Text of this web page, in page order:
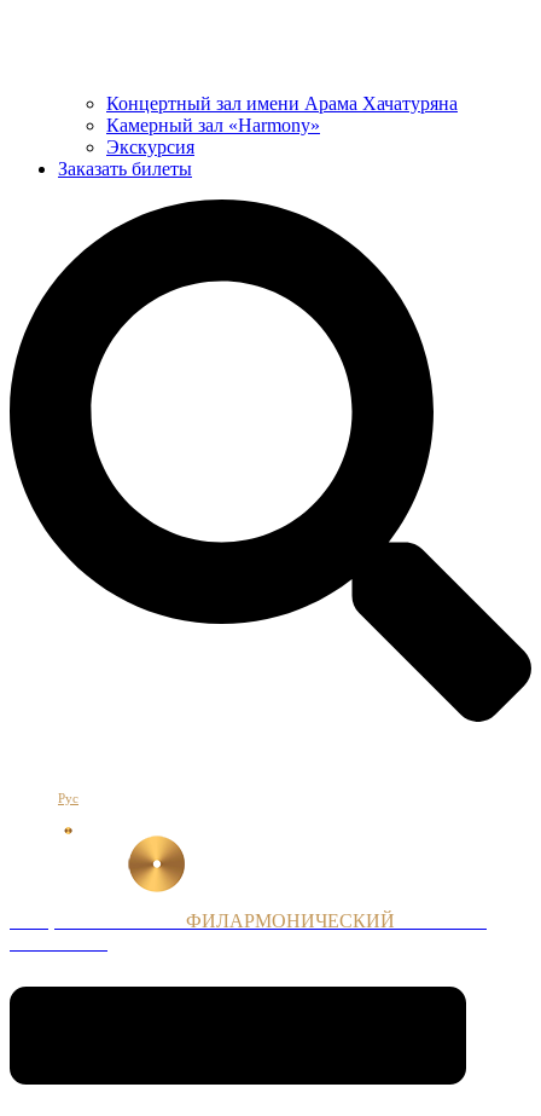
Концертный зал имени Арама Хачатуряна
Камерный зал «Harmony»
Экскурсия
Заказать билеты
Рус
ФИЛАРМОНИЧЕСКИЙ